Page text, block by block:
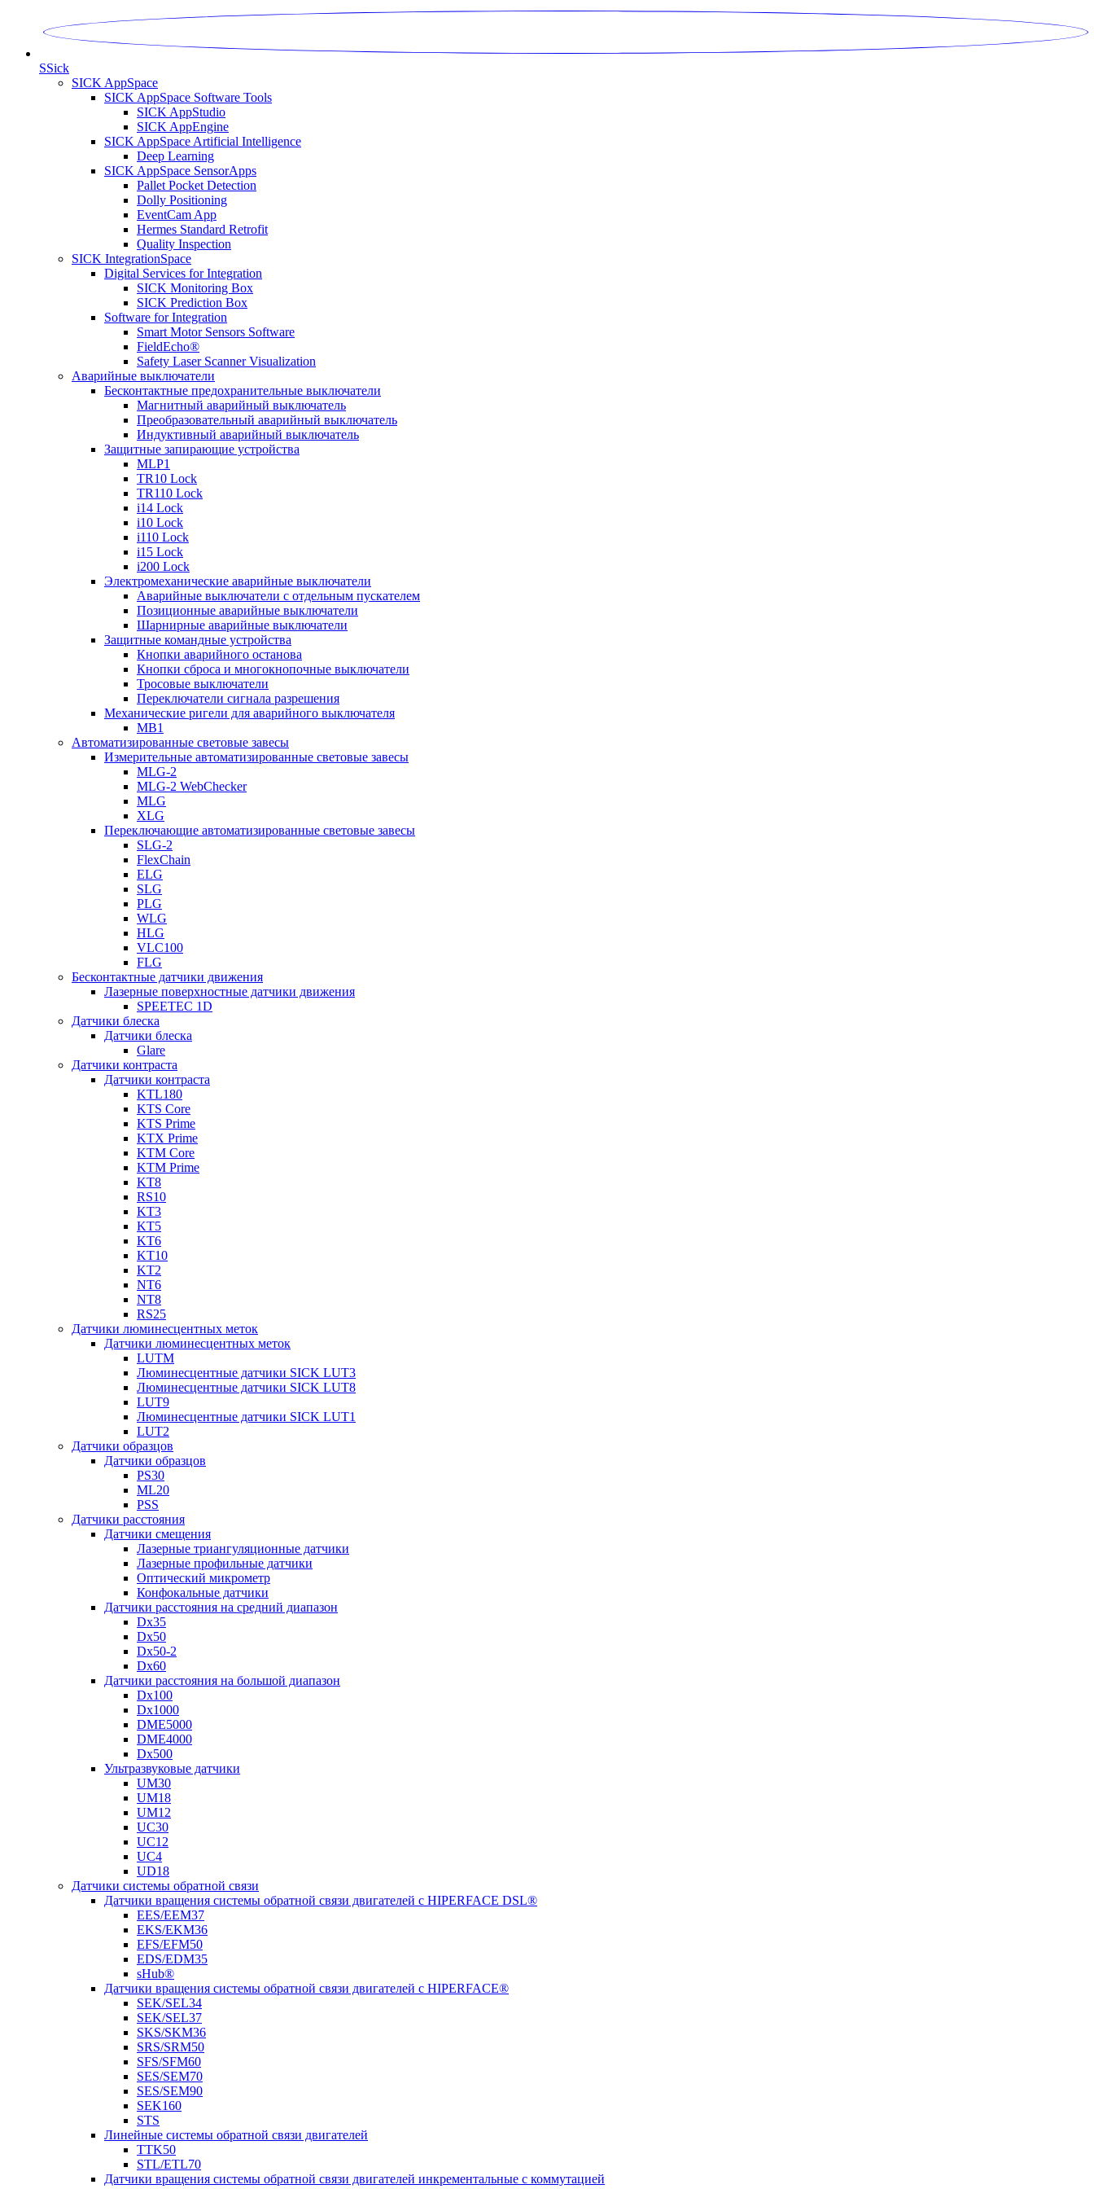
SSick
SICK AppSpace
SICK AppSpace Software Tools
SICK AppStudio
SICK AppEngine
SICK AppSpace Artificial Intelligence
Deep Learning
SICK AppSpace SensorApps
Pallet Pocket Detection
Dolly Positioning
EventCam App
Hermes Standard Retrofit
Quality Inspection
SICK IntegrationSpace
Digital Services for Integration
SICK Monitoring Box
SICK Prediction Box
Software for Integration
Smart Motor Sensors Software
FieldEcho®
Safety Laser Scanner Visualization
Аварийные выключатели
Бесконтактные предохранительные выключатели
Магнитный аварийный выключатель
Преобразовательный аварийный выключатель
Индуктивный аварийный выключатель
Защитные запирающие устройства
MLP1
TR10 Lock
TR110 Lock
i14 Lock
i10 Lock
i110 Lock
i15 Lock
i200 Lock
Электромеханические аварийные выключатели
Аварийные выключатели с отдельным пускателем
Позиционные аварийные выключатели
Шарнирные аварийные выключатели
Защитные командные устройства
Кнопки аварийного останова
Кнопки сброса и многокнопочные выключатели
Тросовые выключатели
Переключатели сигнала разрешения
Механические ригели для аварийного выключателя
MB1
Автоматизированные световые завесы
Измерительные автоматизированные световые завесы
MLG-2
MLG-2 WebChecker
MLG
XLG
Переключающие автоматизированные световые завесы
SLG-2
FlexChain
ELG
SLG
PLG
WLG
HLG
VLC100
FLG
Бесконтактные датчики движения
Лазерные поверхностные датчики движения
SPEETEC 1D
Датчики блеска
Датчики блеска
Glare
Датчики контраста
Датчики контраста
KTL180
KTS Core
KTS Prime
KTX Prime
KTM Core
KTM Prime
KT8
RS10
KT3
KT5
KT6
KT10
KT2
NT6
NT8
RS25
Датчики люминесцентных меток
Датчики люминесцентных меток
LUTM
Люминесцентные датчики SICK LUT3
Люминесцентные датчики SICK LUT8
LUT9
Люминесцентные датчики SICK LUT1
LUT2
Датчики образцов
Датчики образцов
PS30
ML20
PSS
Датчики расстояния
Датчики смещения
Лазерные триангуляционные датчики
Лазерные профильные датчики
Оптический микрометр
Конфокальные датчики
Датчики расстояния на средний диапазон
Dx35
Dx50
Dx50-2
Dx60
Датчики расстояния на большой диапазон
Dx100
Dx1000
DME5000
DME4000
Dx500
Ультразвуковые датчики
UM30
UM18
UM12
UC30
UC12
UC4
UD18
Датчики системы обратной связи
Датчики вращения системы обратной связи двигателей с HIPERFACE DSL®
EES/EEM37
EKS/EKM36
EFS/EFM50
EDS/EDM35
sHub®
Датчики вращения системы обратной связи двигателей с HIPERFACE®
SEK/SEL34
SEK/SEL37
SKS/SKM36
SRS/SRM50
SFS/SFM60
SES/SEM70
SES/SEM90
SEK160
STS
Линейные системы обратной связи двигателей
TTK50
STL/ETL70
Датчики вращения системы обратной связи двигателей инкрементальные с коммутацией